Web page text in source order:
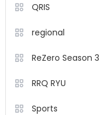
QRIS
regional
ReZero Season 3
RRQ RYU
Sports